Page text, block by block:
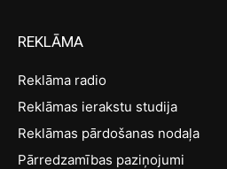
REKLĀMA
Reklāma radio
Reklāmas ierakstu studija
Reklāmas pārdošanas nodaļa
Pārredzamības paziņojumi